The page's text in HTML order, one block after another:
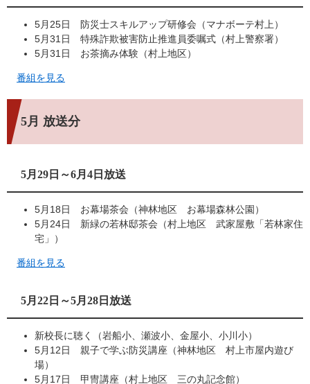
5月25日 防災士スキルアップ研修会（マナボーテ村上）
5月31日 特殊詐欺被害防止推進員委嘱式（村上警察署）
5月31日 お茶摘み体験（村上地区）
番組を見る
5月 放送分
5月29日～6月4日放送
5月18日 お幕場茶会（神林地区 お幕場森林公園）
5月24日 新緑の若林邸茶会（村上地区 武家屋敷「若林家住
宅」）
番組を見る
5月22日～5月28日放送
新校長に聴く（岩船小、瀬波小、金屋小、小川小）
5月12日 親子で学ぶ防災講座（神林地区 村上市屋内遊び
場）
5月17日 甲冑講座（村上地区 三の丸記念館）